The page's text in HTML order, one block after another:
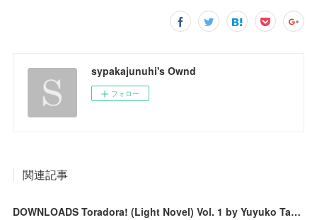
sypakajunuhi's Ownd
フォロー
関連記事
DOWNLOADS Toradora! (Light Novel) Vol. 1 by Yuyuko Takemiya, Yasu